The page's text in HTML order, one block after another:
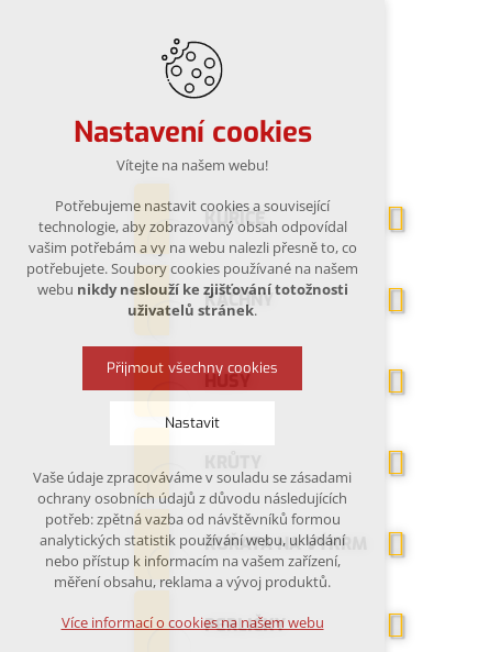
KUŘICE
KACHNY
HUSY
KUŘATA NA VÝKRM
PERLIČKY
Nastavení cookies
Vítejte na našem webu!
Potřebujeme nastavit cookies a související
technologie, aby zobrazovaný obsah odpovídal
vašim potřebám a vy na webu nalezli přesně to, co
potřebujete. Soubory cookies používané na našem
webu nikdy neslouží ke zjišťování totožnosti
uživatelů stránek.
Přijmout všechny cookies
Nastavit
Technická cookies
nutná pro provozování webu
udržení kontextu stránek (session):
případná přihlášení, volby jazyka, apod.
Volitelná cookies
Vaše údaje zpracováváme v souladu se zásadami
ochrany osobních údajů z důvodu následujících
potřeb: zpětná vazba od návštěvníků formou
analytických statistik používání webu, ukládání
nebo přístup k informacím na vašem zařízení,
měření obsahu, reklama a vývoj produktů.
Více informací o cookies na našem webu